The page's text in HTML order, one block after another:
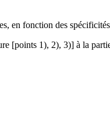
en fonction des
[points 1), 2), 3)] à la